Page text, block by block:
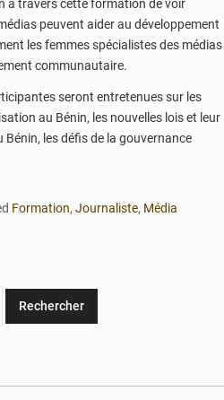
à travers cette formation de voir
peuvent aider au développement
les femmes spécialistes des médias
communautaire.
seront entretenues sur les
au Bénin, les nouvelles lois et leur
les défis de la gouvernance
Formation, Journaliste, Média